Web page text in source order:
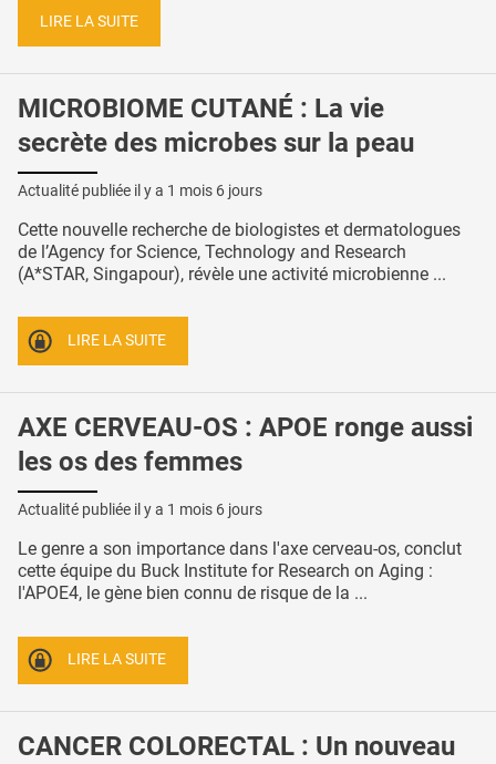
LIRE LA SUITE
MICROBIOME CUTANÉ : La vie
secrète des microbes sur la peau
Actualité publiée il y a 1 mois 6 jours
Cette nouvelle recherche de biologistes et dermatologues
de l’Agency for Science, Technology and Research
(A*STAR, Singapour), révèle une activité microbienne ...
LIRE LA SUITE
AXE CERVEAU-OS : APOE ronge aussi
les os des femmes
Actualité publiée il y a 1 mois 6 jours
Le genre a son importance dans l'axe cerveau-os, conclut
cette équipe du Buck Institute for Research on Aging :
l'APOE4, le gène bien connu de risque de la ...
LIRE LA SUITE
CANCER COLORECTAL : Un nouveau